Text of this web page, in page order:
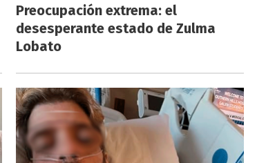
Preocupación extrema: el
desesperante estado de Zulma
Lobato